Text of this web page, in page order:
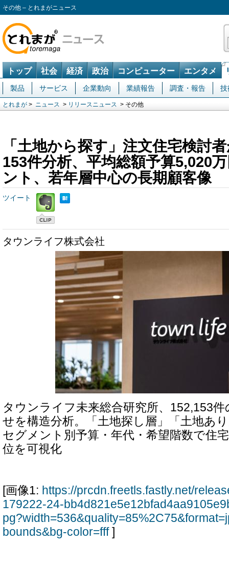
その他 – とれまがニュース
トップ 社会 経済 政治 コンピューター エンタメ
製品 サービス 企業動向 業績報告 調査・報告 技
とれまが > ニュース > リリースニュース > その他
「土地から探す」注文住宅検討
153件分析、平均総額予算5,020
ント、若年層中心の長期顧客像
ツイート
タウンライフ株式会社
タウンライフ未来総合研究所、152,153
せを構造分析。「土地探し層」「土地あ
セグメント別予算・年代・希望階数で住
位を可視化
[画像1: https://prcdn.freetls.fastly.net/
179222-24-
bounds&bg-color=fff]